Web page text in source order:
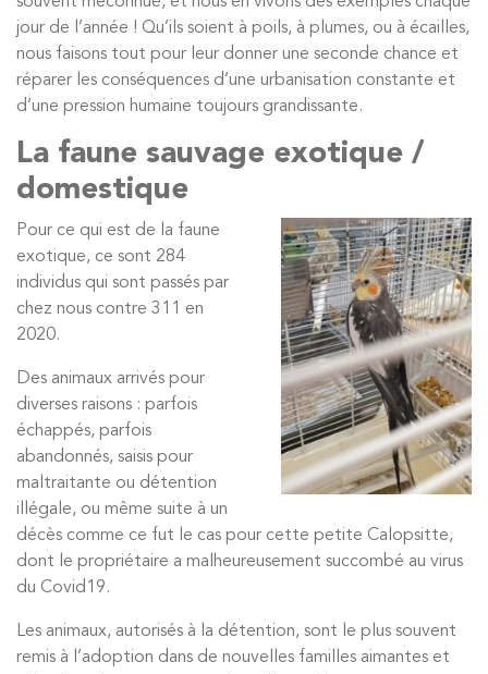
jour de l’année ! Qu’ils soient à poils, à plumes, ou à écailles,
nous faisons tout pour leur donner une seconde chance et
réparer les conséquences d’une urbanisation constante et
d’une pression humaine toujours grandissante.
La faune sauvage exotique /
domestique
Pour ce qui est de la faune
exotique, ce sont 284
individus qui sont passés par
chez nous contre 311 en
2020.
Des animaux arrivés pour
diverses raisons : parfois
échappés, parfois
abandonnés, saisis pour
maltraitante ou détention
illégale, ou même suite à un
décès comme ce fut le cas pour cette petite Calopsitte,
dont le propriétaire a malheureusement succombé au virus
du Covid19.
Les animaux, autorisés à la détention, sont le plus souvent
remis à l’adoption dans de nouvelles familles aimantes et